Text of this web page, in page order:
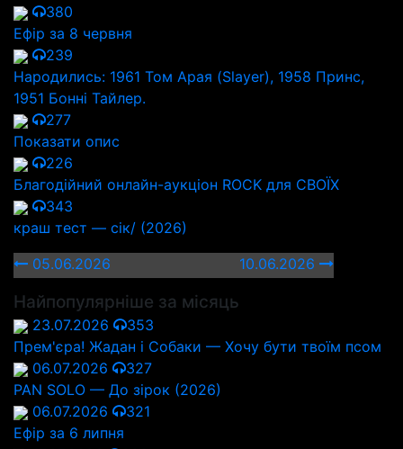
380
Ефір за 8 червня
239
Народились: 1961 Том Арая (Slayer), 1958 Принс,
1951 Бонні Тайлер.
277
Показати опис
226
Благодійний онлайн-аукціон ROCK для СВОЇХ
343
краш тест — сік/ (2026)
05.06.2026
10.06.2026
Найпопулярніше за місяць
23.07.2026
353
Прем'єра! Жадан і Собаки — Хочу бути твоїм псом
06.07.2026
327
PAN SOLO — До зірок (2026)
06.07.2026
321
Ефір за 6 липня